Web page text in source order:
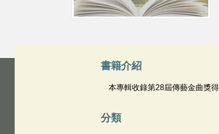
書籍介紹
本專輯收錄第28屆傳藝金曲獎
分類